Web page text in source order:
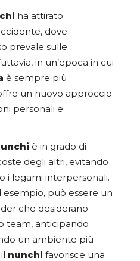
ha attirato
dove
prevale sulle
in un’epoca in cui
è sempre più
un nuovo approccio
personali e
è in grado di
degli altri, evitando
i legami interpersonali.
può essere un
che desiderano
team, anticipando
un ambiente più
nunchi favorisce una